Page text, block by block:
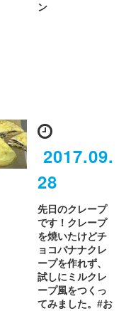
ン
2017.09.
28
先日のクレープ
です！クレープ
を焼いたけどチ
ョコバナナクレ
ープを作れず、
試しにミルクレ
ープ風をつくっ
てみました。️#お